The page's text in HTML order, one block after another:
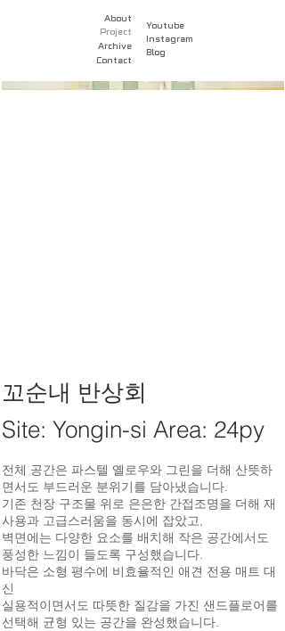
About
Project
Archive
Contact
Youtube
Instagram
Blog
꼬순내 반상회
Site: Yongin-si Area: 24py
전체 공간은 파스텔 옐로우와 그린을 더해 산뜻하
면서도 부드러운 분위기를 담아냈습니다.
기존 천장 구조물 위로 은은한 간접조명을 더해 재
사용과 고급스러움을 동시에 잡았고,
벽면에는 다양한 요소를 배치해 작은 공간에서도
풍성한 느낌이 들도록 구성했습니다.
바닥은 소형 평수에 비효율적인 애견 전용 매트 대
신
실용적이면서도 따뜻한 질감을 가진 샌드플로어를
선택해 균형 있는 공간을 완성했습니다.